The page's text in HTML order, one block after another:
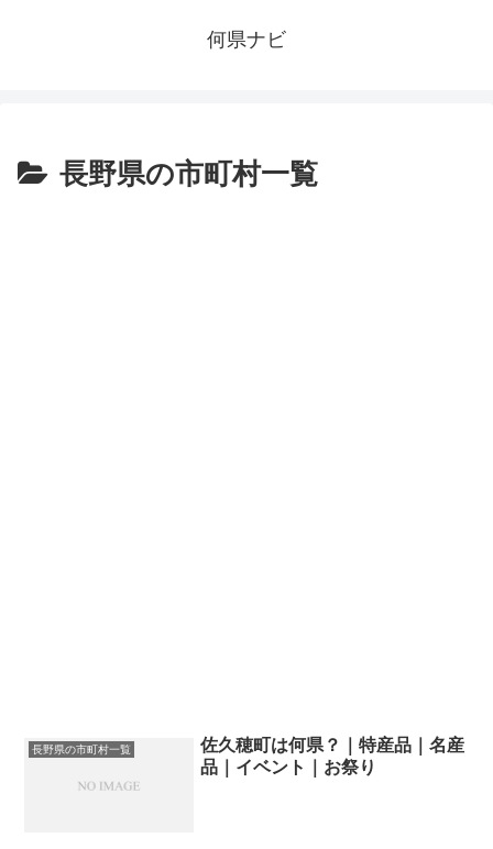
何県ナビ
長野県の市町村一覧
長野県の市町村一覧
佐久穂町は何県？｜特産品｜名産
品｜イベント｜お祭り